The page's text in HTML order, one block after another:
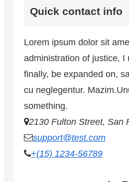
Quick contact info
Lorem ipsum dolor sit
administration of justice, I
finally, be expanded on,
cu neglegentur.
something.
2130 Fulton Street, San
support@test.com
+(15) 1234-56789